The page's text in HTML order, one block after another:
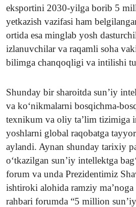
eksportini 2030-yilga borib 5
yetkazish vazifasi ham
ortida esa minglab yosh
izlanuvchilar va raqamli soha
bilimga chanqoqligi va intilishi
Shunday bir sharoitda sun’iy
va ko‘nikmalarni bosqichma-
texnikum va oliy ta’lim tizimiga
yoshlarni global raqobatga
aylandi. Aynan shunday tarixiy
o‘tkazilgan sun’iy intellektga
forum va unda Prezidentimiz
ishtiroki alohida ramziy
rahbari forumda “5 million